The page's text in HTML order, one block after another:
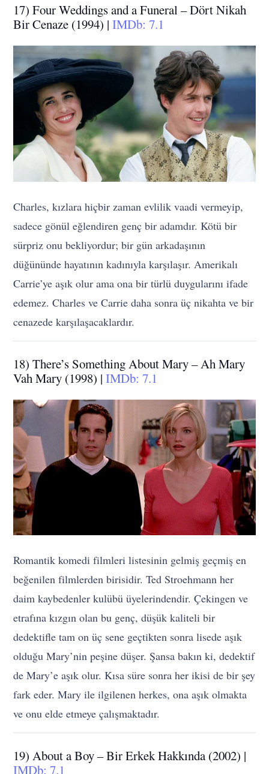
17) Four Weddings and a Funeral – Dört Nikah
Bir Cenaze (1994) |IMDb: 7.1
Charles, kızlara hiçbir zaman evlilik vaadi vermeyip,
sadece gönül eğlendiren genç bir adamdır. Kötü bir
sürpriz onu bekliyordur; bir gün arkadaşının
düğününde hayatının kadınıyla karşılaşır. Amerikalı
Carrie’ye aşık olur ama ona bir türlü duygularını ifade
edemez. Charles ve Carrie daha sonra üç nikahta ve bir
cenazede karşılaşacaklardır.
18) There’s Something About Mary – Ah Mary
Vah Mary (1998) |IMDb: 7.1
Romantik komedi filmleri listesinin gelmiş geçmiş en
beğenilen filmlerden birisidir. Ted Stroehmann her
daim kaybedenler kulübü üyelerindendir. Çekingen ve
etrafına kızgın olan bu genç, düşük kaliteli bir
dedektifle tam on üç sene geçtikten sonra lisede aşık
olduğu Mary’nin peşine düşer. Şansa bakın ki, dedektif
de Mary’e aşık olur. Kısa süre sonra her ikisi de bir şey
fark eder. Mary ile ilgilenen herkes, ona aşık olmakta
ve onu elde etmeye çalışmaktadır.
19) About a Boy – Bir Erkek Hakkında (2002) |
IMDb: 7.1